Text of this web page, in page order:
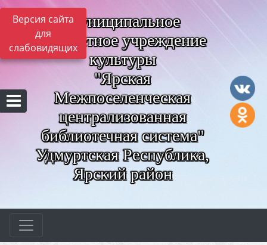
Версия сайта
для
слабовидящих
Муниципальное
бюджетное учреждение
культуры
"Ярская
Межпоселенческая
централизованная
библиотечная система"
Удмуртская Республика,
Ярский район